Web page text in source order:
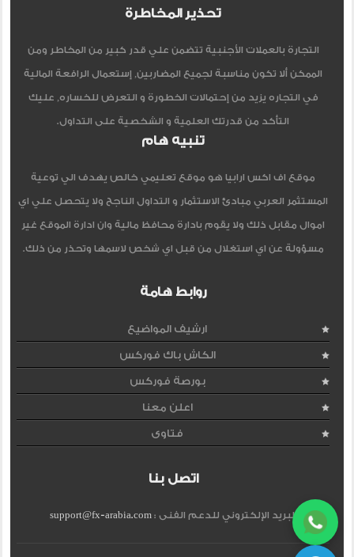
تحذير المخاطرة
التجارة بالعملات الأجنبية تتضمن علي قدر كبير من المخاطر ومن
الممكن ألا تكون مناسبة لجميع المضاربين, إستعمال الرافعة المالية
في التجاره يزيد من إحتمالات الخطورة و التعرض للخساره, عليك
التأكد من قدرتك العلمية و الشخصية على التداول.
تنبيه هام
موقع اف اكس ارابيا هو موقع تعليمي خالص يهدف الي توعية
المستثمر العربي مبادئ الاستثمار و التداول الناجح ولا يتحصل علي اي
اموال مقابل ذلك ولا يقوم بادارة محافظ مالية وان ادارة الموقع غير
مسؤولة عن اي استغلال من قبل اي شخص لاسمها وتحذر من ذلك.
روابط هامة
ارشيف المواضيع
الكاش باك فوركس
بورصة فوركس
اعلن معنا
فتاوى
اتصل بنا
البريد الإلكتروني للدعم الفنى :support@fx-arabia.com